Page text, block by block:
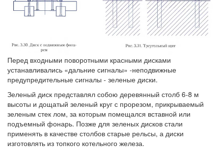
Перед входными поворотными красными дисками
устанавливались «дальние сигналы» -неподвижные
предупредительные сигналы - зеленые диски.
Зеленый диск представлял собою деревянный столб 6-8 м
высоты и дощатый зеленый круг с прорезом, прикрываемый
зеленым стек лом, за которым помещался вставной или
подъемный фонарь. Позже для зеленых дисков стали
применять в качестве столбов старые рельсы, а диски
изготовлять из топкого котельного железа.